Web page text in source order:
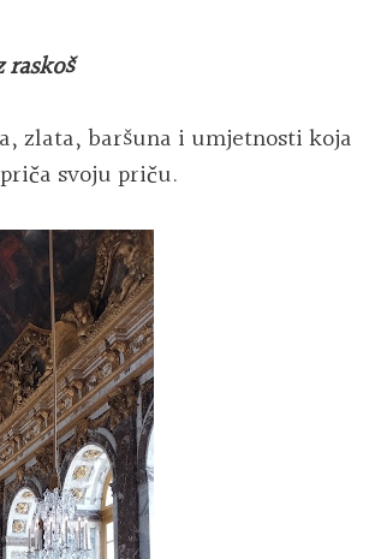
zlata, baršuna i umjetnosti koja
svoju priču.